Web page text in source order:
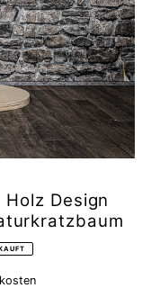
Design